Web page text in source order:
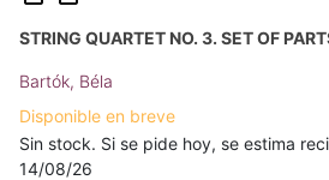
STRING QUARTET NO. 3. SET OF
Bartók, Béla
Disponible en breve
Sin stock. Si se pide hoy, se estima
14/08/26